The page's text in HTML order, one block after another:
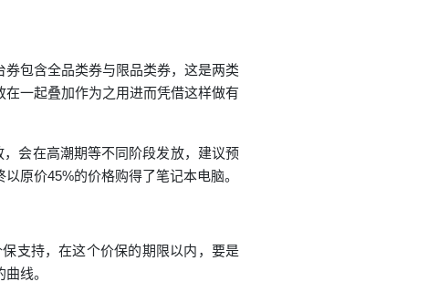
包含全品类券与限品类券，这是两类
一起叠加作为之用进而凭借这样做有
会在高潮期等不同阶段发放，建议预
原价45%的价格购得了笔记本电脑。
支持，在这个价保的期限以内，要是
线。